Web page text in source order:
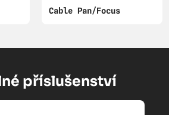
Cable Pan/Focus
příslušenství